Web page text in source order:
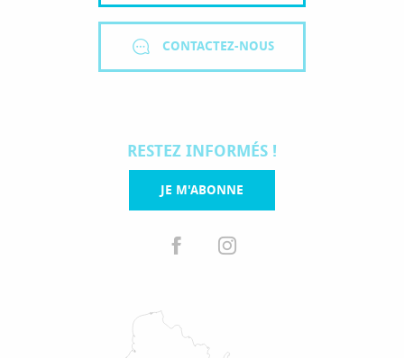
CONTACTEZ-NOUS
RESTEZ INFORMÉS !
JE M'ABONNE